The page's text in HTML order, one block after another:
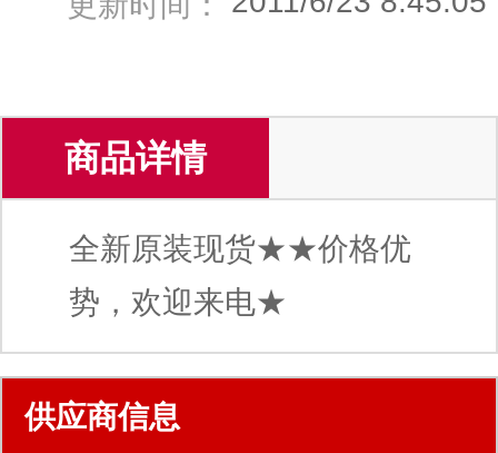
商品详情
全新原装现货★★价格优
势，欢迎来电★
供应商信息